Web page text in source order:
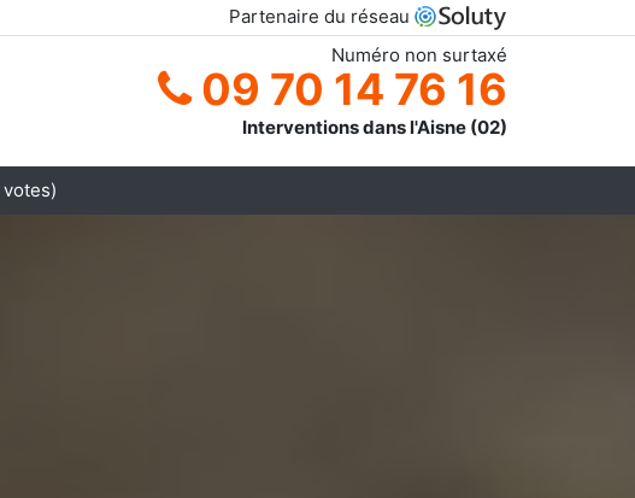
Partenaire du réseau
Numéro non surtaxé
09 70 14 76 16
Interventions dans l'Aisne (02)
votes)